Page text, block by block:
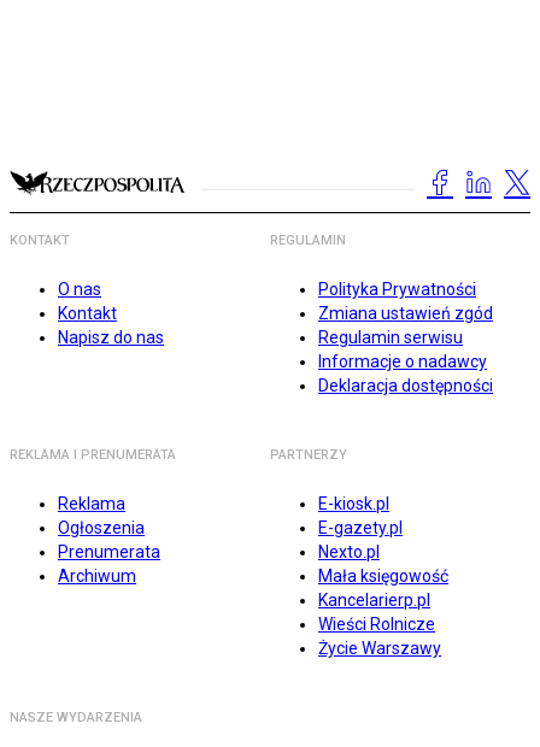
KONTAKT
O nas
Kontakt
Napisz do nas
REGULAMIN
Polityka Prywatności
Zmiana ustawień zgód
Regulamin serwisu
Informacje o nadawcy
Deklaracja dostępności
REKLAMA I PRENUMERATA
Reklama
Ogłoszenia
Prenumerata
Archiwum
PARTNERZY
E-kiosk.pl
E-gazety.pl
Nexto.pl
Mała księgowość
Kancelarierp.pl
Wieści Rolnicze
Życie Warszawy
NASZE WYDARZENIA